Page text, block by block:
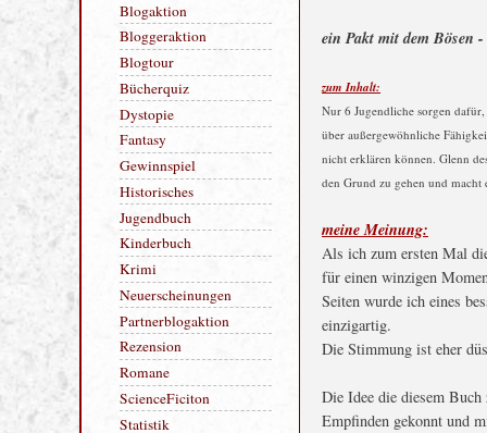
ein Pakt mit dem Bösen
zum Inhalt:
Nur 6 Jugendliche sorgen
über außergewöhnliche
nicht erklären können. Glenn
den Grund zu gehen und macht
meine Meinung:
Als ich zum ersten Mal
für einen winzigen
Seiten wurde ich eines
einzigartig.
Die Stimmung ist eher
Die Idee die diesem
Empfinden gekonnt und
Allgemeines
Autorenvideo
Blogaktion
Bloggeraktion
Blogtour
Bücherquiz
Dystopie
Fantasy
Gewinnspiel
Historisches
Jugendbuch
Kinderbuch
Krimi
Neuerscheinungen
Partnerblogaktion
Rezension
Romane